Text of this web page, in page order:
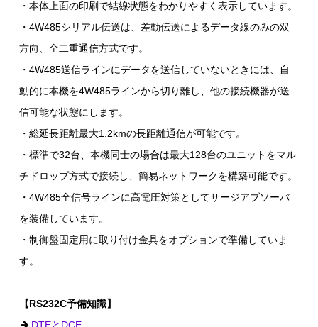
・本体上面の印刷で結線状態をわかりやすく表示しています。
・4W485シリアル伝送は、差動伝送によるデータ線のみの双
方向、全二重通信方式です。
・4W485送信ラインにデータを送信していないときには、自
動的に本機を4W485ラインから切り離し、他の接続機器が送
信可能な状態にします。
・総延長距離最大1.2kmの長距離通信が可能です。
・標準で32台、本機同士の場合は最大128台のユニットをマル
チドロップ方式で接続し、簡易ネットワークを構築可能です。
・4W485全信号ラインに高電圧対策としてサージアブソーバ
を装備しています。
・制御盤固定用に取り付け金具をオプションで準備していま
す。
【RS232C予備知識】